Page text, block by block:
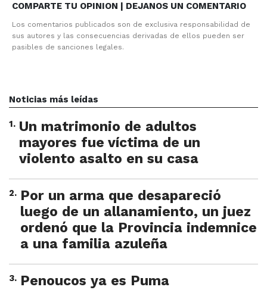
COMPARTE TU OPINION | DEJANOS UN COMENTARIO
Los comentarios publicados son de exclusiva responsabilidad de
sus autores y las consecuencias derivadas de ellos pueden ser
pasibles de sanciones legales.
Noticias más leídas
1. Un matrimonio de adultos
mayores fue víctima de un
violento asalto en su casa
2. Por un arma que desapareció
luego de un allanamiento, un juez
ordenó que la Provincia indemnice
a una familia azuleña
3. Penoucos ya es Puma